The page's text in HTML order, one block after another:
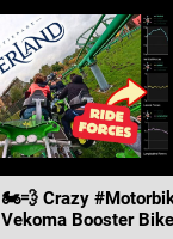
🏍️💨 Crazy
Vekoma Booster Bike